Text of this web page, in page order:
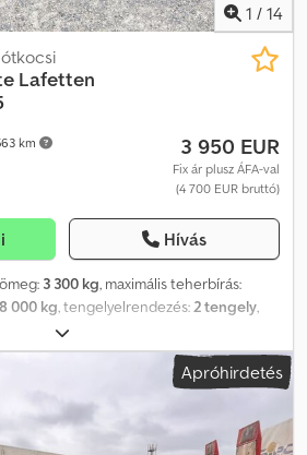
1 / 14
km
Lafetten
3 950 EUR
Fix ár plusz ÁFA-val
(4 700 EUR bruttó)
Hívás
3 300 kg, maximális teherbírás:
000 kg, tengelyelrendezés:2 tengely,
10/2008
, abroncs méret:235/75R17,5,
KERESKEDŐ kínálja: BDF cserélhető
darab raktáron HORGANYZOTT
75R17,5 Hosszú légrugó membránok
mm Dobfékek Nettó darabár: 3.950 euró
Apróhirdetés